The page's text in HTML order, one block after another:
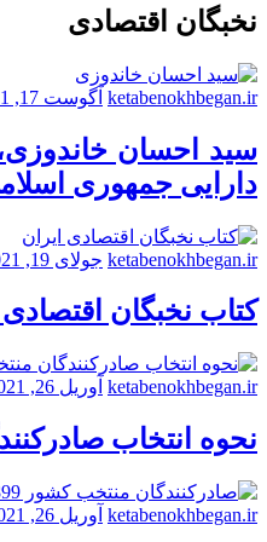
نخبگان اقتصادی
ketabenokhbegan.ir آگوست 17, 2021
سید احسان
دارایی جمهوری
ketabenokhbegan.ir جولای 19, 2021
کتاب نخبگان اقتصادی
ketabenokhbegan.ir آوریل 26, 2021
نحوه انتخاب
ketabenokhbegan.ir آوریل 26, 2021